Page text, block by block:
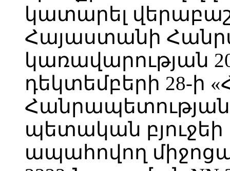
կատարել
Հայաստանի
կառավարության
դեկտեմբերի 28-ի
Հանրապետության
պետական
ապահովող